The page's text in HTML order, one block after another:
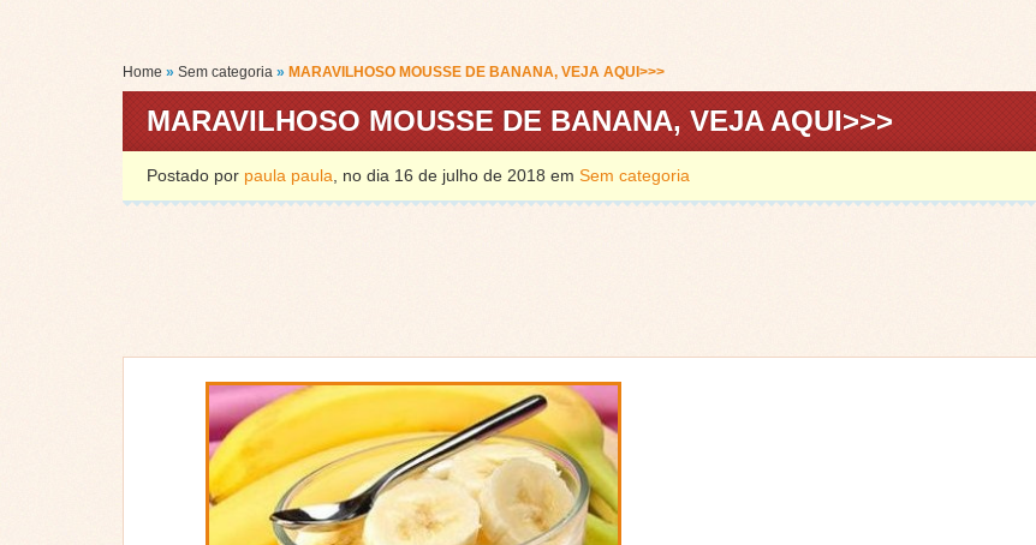
Home » Sem categoria » MARAVILHOSO MOUSSE DE BANANA, VEJA AQUI>>>
MARAVILHOSO MOUSSE DE BANANA, VEJA AQUI>>>
Postado por paula paula, no dia 16 de julho de 2018 em Sem categoria